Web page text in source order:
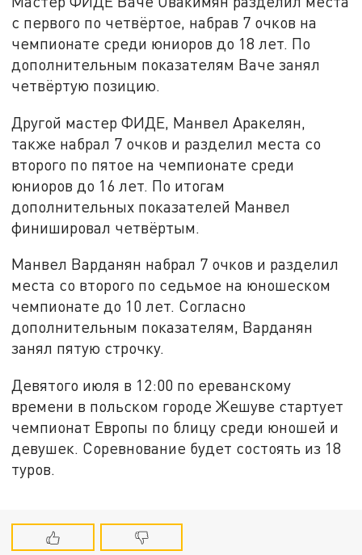
с первого по четвёртое, набрав 7 очков на
чемпионате среди юниоров до 18 лет. По
дополнительным показателям Ваче занял
четвёртую позицию.
Другой мастер ФИДЕ, Манвел Аракелян,
также набрал 7 очков и разделил места со
второго по пятое на чемпионате среди
юниоров до 16 лет. По итогам
дополнительных показателей Манвел
финишировал четвёртым.
Манвел Варданян набрал 7 очков и разделил
места со второго по седьмое на юношеском
чемпионате до 10 лет. Согласно
дополнительным показателям, Варданян
занял пятую строчку.
Девятого июля в 12:00 по ереванскому
времени в польском городе Жешуве стартует
чемпионат Европы по блицу среди юношей и
девушек. Соревнование будет состоять из 18
туров.